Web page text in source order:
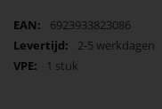
Meer
informatie
6923933823086
2-5 werkdagen
1 stuk